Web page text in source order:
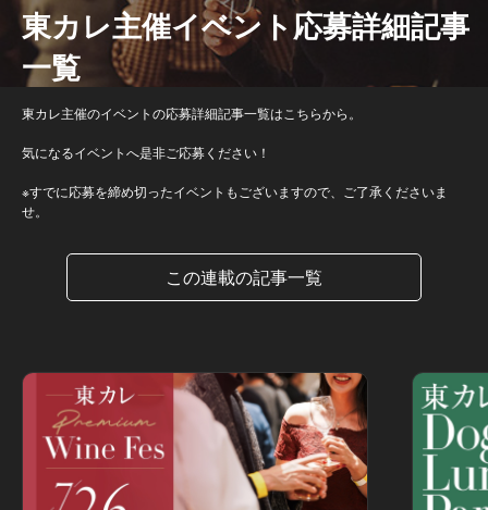
東カレ主催イベント応募詳細記事
一覧
東カレ主催のイベントの応募詳細記事一覧はこちらから。
気になるイベントへ是非ご応募ください！
※すでに応募を締め切ったイベントもございますので、ご了承くださいま
せ。
この連載の記事一覧